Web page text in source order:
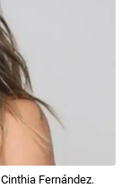
Fernández.